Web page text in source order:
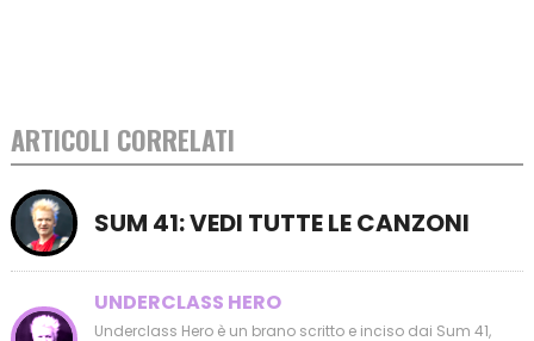
ARTICOLI CORRELATI
SUM 41: VEDI TUTTE LE CANZONI
UNDERCLASS HERO
Underclass Hero è un brano scritto e inciso dai Sum 41,